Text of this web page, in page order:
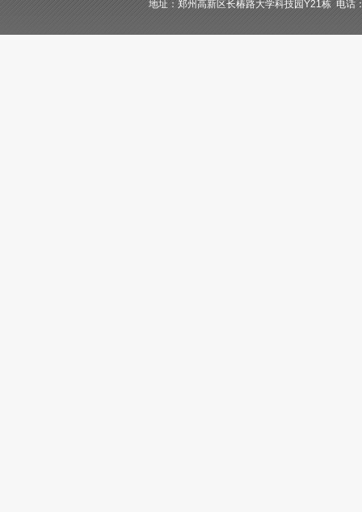
地址：郑州高新区长椿路大学科技园Y21栋 电